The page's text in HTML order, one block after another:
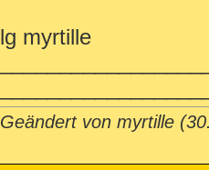
lg myrtille
Geändert von myrtille